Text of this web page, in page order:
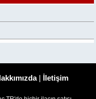
| İletişim